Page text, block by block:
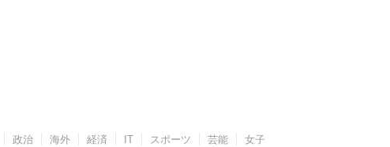
政治 海外 経済 IT スポーツ 芸能 女子